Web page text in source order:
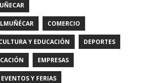
COMERCIO
Y EDUCACIÓN DEPORTES
EMPRESAS
EVENTOS Y FERIAS